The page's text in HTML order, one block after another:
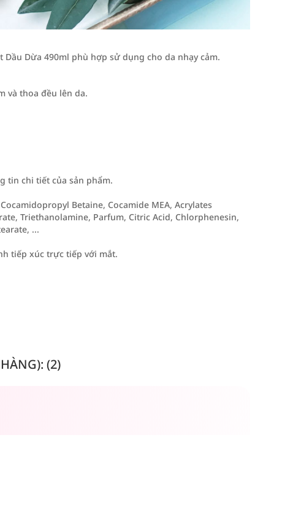
Dầu Dừa 490ml phù hợp sử dụng cho da nhạy cảm.
và thoa đều lên da.
tin chi tiết của sản phẩm.
Betaine, Cocamide MEA, Acrylates
Triethanolamine, Parfum, Citric Acid, Chlorphenesin,
...
tiếp xúc trực tiếp với mắt.
(2)